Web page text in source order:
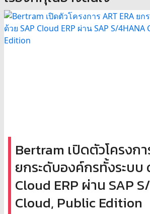
Bertram เปิดตัวโครงกา
ยกระดับองค์กรทั้งระบบ
Cloud ERP ผ่าน SAP
Cloud, Public Edition